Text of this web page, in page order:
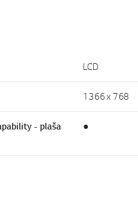
LCD
1366 x 768
- plaša
●